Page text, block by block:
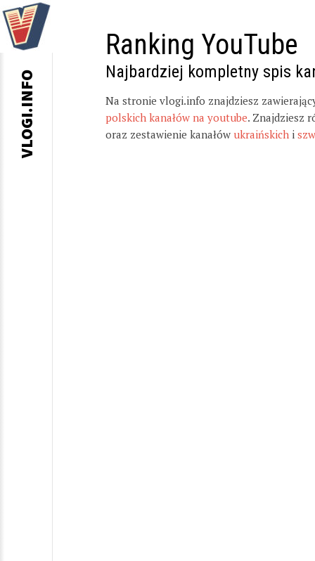
Ranking YouTube
Najbardziej kompletny spis
Na stronie vlogi.info znajdziesz
polskich kanałów na youtube. Znajdziesz
oraz zestawienie kanałów ukraińskich i
VLOGI.INFO